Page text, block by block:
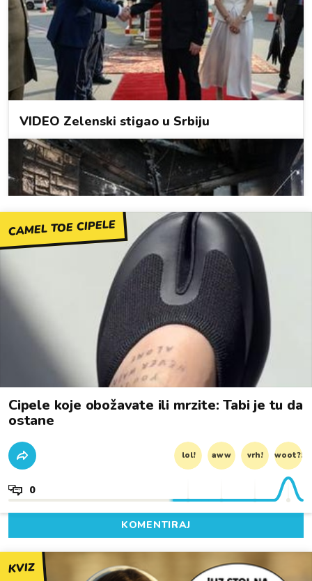
CAMEL TOE CIPELE
Cipele koje obožavate ili mrzite: Tabi je tu da
ostane
lol! aww vrh! woot?!
0
KOMENTIRAJ
KVIZ